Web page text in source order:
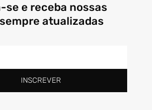
se e receba nossas
atualizadas
INSCREVER